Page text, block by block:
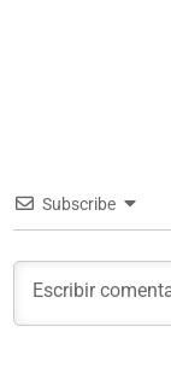
Subscribe